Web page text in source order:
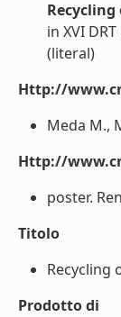
in XVI
(literal)
Http://
Meda M.,
Http://
poster.
Titolo
Recycling
Prodotto di